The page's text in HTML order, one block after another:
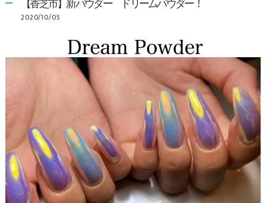
【香芝市】新パウダー ドリームパウダー！
2020/10/05